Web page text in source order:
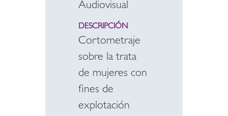
Audiovisual
DESCRIPCIÓN
Cortometraje
sobre la trata
de mujeres con
fines de
explotación